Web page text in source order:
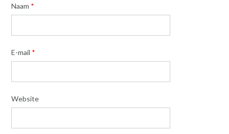
Naam *
E-mail *
Website